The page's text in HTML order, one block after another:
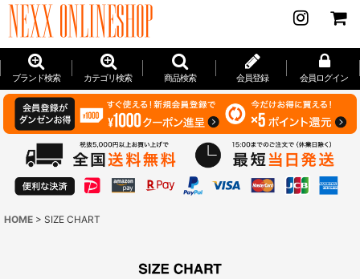
ブランド検索 カテゴリ検索 商品検索 会員登録 会員ログイン
HOME > SIZE CHART